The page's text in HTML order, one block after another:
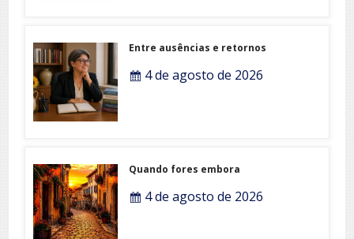
Entre ausências e retornos
4 de agosto de 2026
Quando fores embora
4 de agosto de 2026